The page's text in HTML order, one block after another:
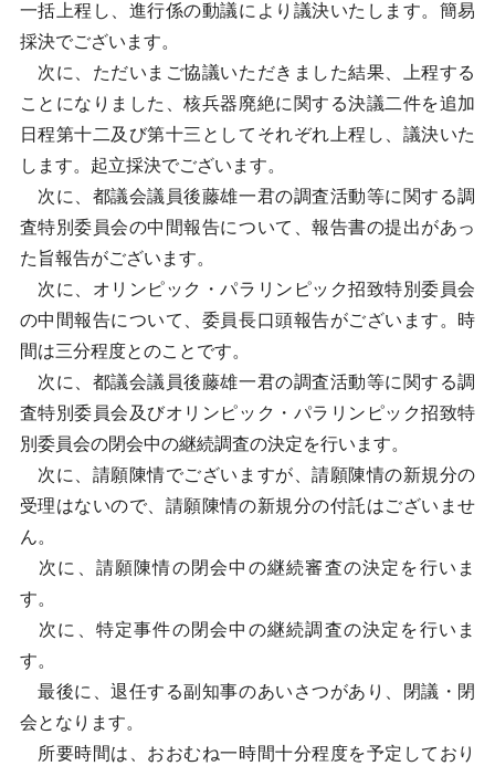
一括上程し、進行係の動議により議決いたします。簡易
採決でございます。
次に、ただいまご協議いただきました結果、上程する
ことになりました、核兵器廃絶に関する決議二件を追加
日程第十二及び第十三としてそれぞれ上程し、議決いた
します。起立採決でございます。
次に、都議会議員後藤雄一君の調査活動等に関する調
査特別委員会の中間報告について、報告書の提出があっ
た旨報告がございます。
次に、オリンピック・パラリンピック招致特別委員会
の中間報告について、委員長口頭報告がございます。時
間は三分程度とのことです。
次に、都議会議員後藤雄一君の調査活動等に関する調
査特別委員会及びオリンピック・パラリンピック招致特
別委員会の閉会中の継続調査の決定を行います。
次に、請願陳情でございますが、請願陳情の新規分の
受理はないので、請願陳情の新規分の付託はございませ
ん。
次に、請願陳情の閉会中の継続審査の決定を行いま
す。
次に、特定事件の閉会中の継続調査の決定を行いま
す。
最後に、退任する副知事のあいさつがあり、閉議・閉
会となります。
所要時間は、おおむね一時間十分程度を予定しており